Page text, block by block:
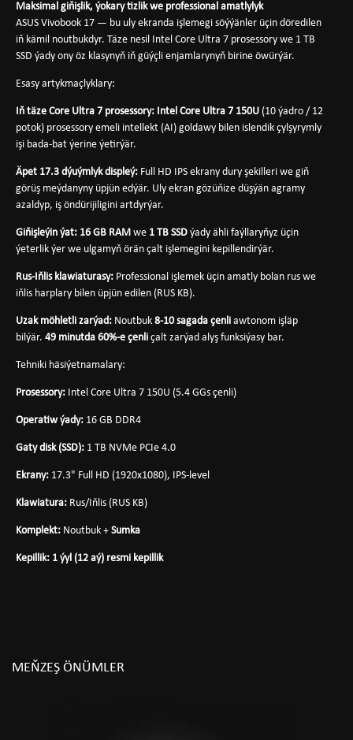
Maksimal giňişlik, ýokary tizlik we professional amatlylyk
ASUS Vivobook 17 — bu uly ekranda işlemegi söýýänler üçin döredilen
iň kämil noutbukdyr. Täze nesil Intel Core Ultra 7 prosessory we 1 TB
SSD ýady ony öz klasynyň iň güýçli enjamlarynyň birine öwürýär.
Esasy artykmaçlyklary:
Iň täze Core Ultra 7 prosessory: Intel Core Ultra 7 150U (10 ýadro / 12
potok) prosessory emeli intellekt (AI) goldawy bilen islendik çylşyrymly
işi bada-bat ýerine ýetirýär.
Äpet 17.3 dýuýmlyk displeý: Full HD IPS ekrany dury şekilleri we giň
görüş meýdanyny üpjün edýär. Uly ekran gözüňize düşýän agramy
azaldyp, iş öndürijiligini artdyrýar.
Giňişleýin ýat: 16 GB RAM we 1 TB SSD ýady ähli faýllaryňyz üçin
ýeterlik ýer we ulgamyň örän çalt işlemegini kepillendirýär.
Rus-Iňlis klawiaturasy: Professional işlemek üçin amatly bolan rus we
iňlis harplary bilen üpjün edilen (RUS KB).
Uzak möhletli zarýad: Noutbuk 8-10 sagada çenli awtonom işläp
bilýär. 49 minutda 60%-e çenli çalt zarýad alyş funksiýasy bar.
Tehniki häsiýetnamalary:
Prosessory: Intel Core Ultra 7 150U (5.4 GGs çenli)
Operatiw ýady: 16 GB DDR4
Gaty disk (SSD): 1 TB NVMe PCIe 4.0
Ekrany: 17.3" Full HD (1920x1080), IPS-level
Klawiatura: Rus/Iňlis (RUS KB)
Komplekt: Noutbuk + Sumka
Kepillik: 1 ýyl (12 aý) resmi kepillik
MEŇZEŞ ÖNÜMLER